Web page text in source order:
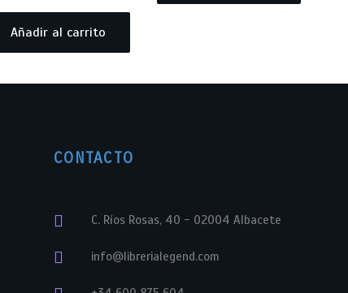
Añadir al carrito
CONTACTO
C. Ríos Rosas, 40 - 02004 Albacete
info@librerialegend.com